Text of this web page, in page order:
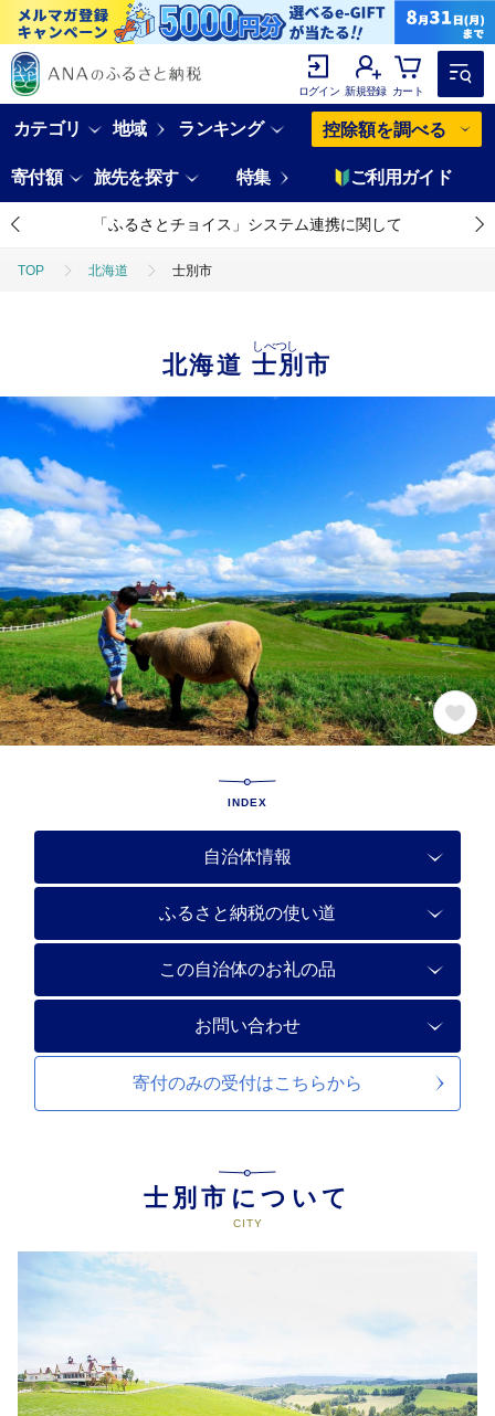
ログイン 新規登録 カート
カテゴリ 地域 ランキング 控除額を調べる
寄付額 旅先を探す 特集 ご利用ガイド
「ふるさとチョイス」システム連携に関して
TOP 北海道 士別市
北海道士別市
しべつし
INDEX
自治体情報
ふるさと納税の使い道
この自治体のお礼の品
お問い合わせ
寄付のみの受付はこちらから
士別市について